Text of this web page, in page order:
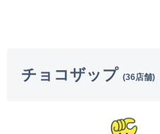
チョコザップ (36店舗)